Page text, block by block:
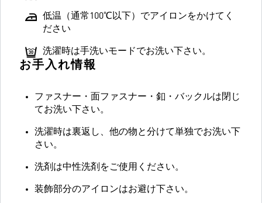
低温（通常100℃以下）でアイロンをかけてく
ださい
洗濯時は手洗いモードでお洗い下さい。
お手入れ情報
ファスナー・面ファスナー・釦・バックルは閉じ
てお洗い下さい。
洗濯時は裏返し、他の物と分けて単独でお洗い下
さい。
洗剤は中性洗剤をご使用ください。
装飾部分のアイロンはお避け下さい。